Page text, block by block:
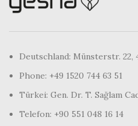
Deutschland: Münsterstr. 22,
Phone: +49 1520 744 63 51
Türkei: Gen. Dr. T. Sağlam
Telefon: +90 551 048 16 14